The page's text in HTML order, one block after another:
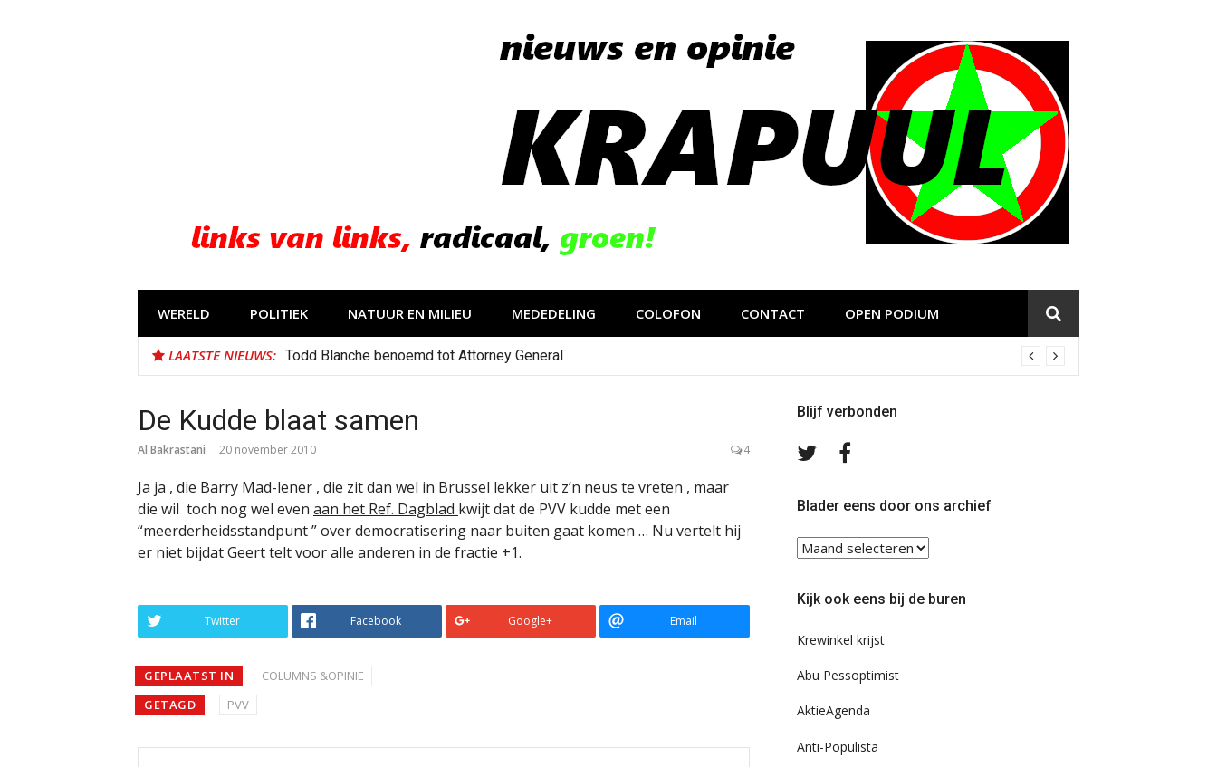
WERELD POLITIEK NATUUR EN MILIEU MEDEDELING COLOFON CONTACT OPEN PODIUM
LAATSTE NIEUWS: Todd Blanche benoemd tot Attorney General
De Kudde blaat samen
Al Bakrastani 20 november 2010 4
Ja ja , die Barry Mad-lener , die zit dan wel in Brussel lekker uit z’n neus te vreten , maar
die wil toch nog wel even aan het Ref. Dagblad kwijt dat de PVV kudde met een
“meerderheidsstandpunt ” over democratisering naar buiten gaat komen … Nu vertelt hij
er niet bijdat Geert telt voor alle anderen in de fractie +1.
Twitter Facebook Google+ Email
GEPLAATST IN
COLUMNS &OPINIE
GETAGD
PVV
Blijf verbonden
Volg
TwitterFacebook
Blader eens door ons archief
Blader
eens
ons
Kijk ook eens bij de buren
Krewinkel krijst
Abu Pessoptimist
AktieAgenda
Anti-Populista